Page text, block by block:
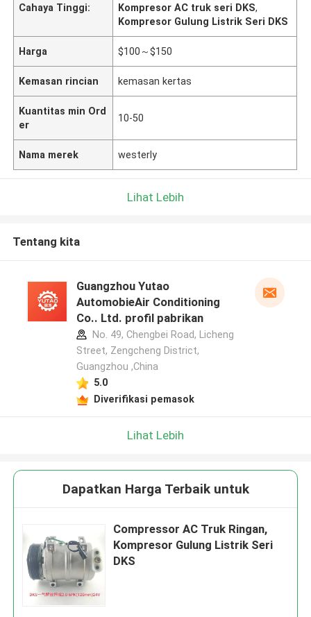
Cahaya Tinggi:
Kompresor AC truk seri DKS,
Kompresor Gulung Listrik Seri DKS
Harga $100～$150
Kemasan rincian kemasan kertas
Kuantitas min Ord
er
10-50
Nama merek westerly
Lihat Lebih
Tentang kita
Guangzhou Yutao
AutomobieAir Conditioning
Co.. Ltd. profil pabrikan
No. 49, Chengbei Road, Licheng
Street, Zengcheng District,
Guangzhou ,China
5.0
Diverifikasi pemasok
Lihat Lebih
Dapatkan Harga Terbaik untuk
Compressor AC Truk Ringan,
Kompresor Gulung Listrik Seri
DKS